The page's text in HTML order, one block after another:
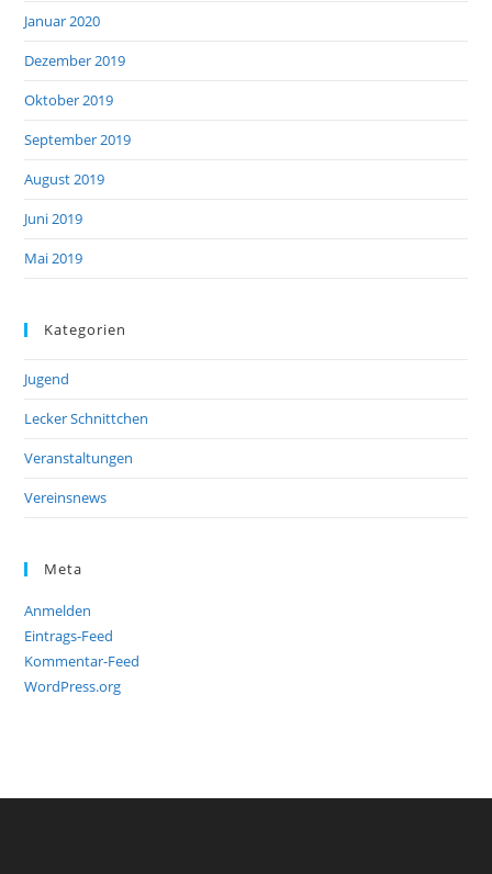
Januar 2020
Dezember 2019
Oktober 2019
September 2019
August 2019
Juni 2019
Mai 2019
Kategorien
Jugend
Lecker Schnittchen
Veranstaltungen
Vereinsnews
Meta
Anmelden
Eintrags-Feed
Kommentar-Feed
WordPress.org